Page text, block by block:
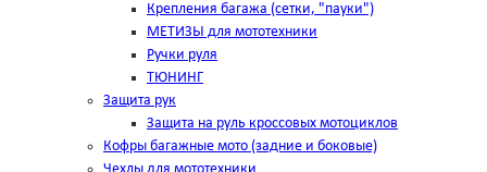
Крепления багажа (сетки, "пауки")
МЕТИЗЫ для мототехники
Ручки руля
ТЮНИНГ
Защита рук
Защита на руль кроссовых мотоциклов
Кофры багажные мото (задние и боковые)